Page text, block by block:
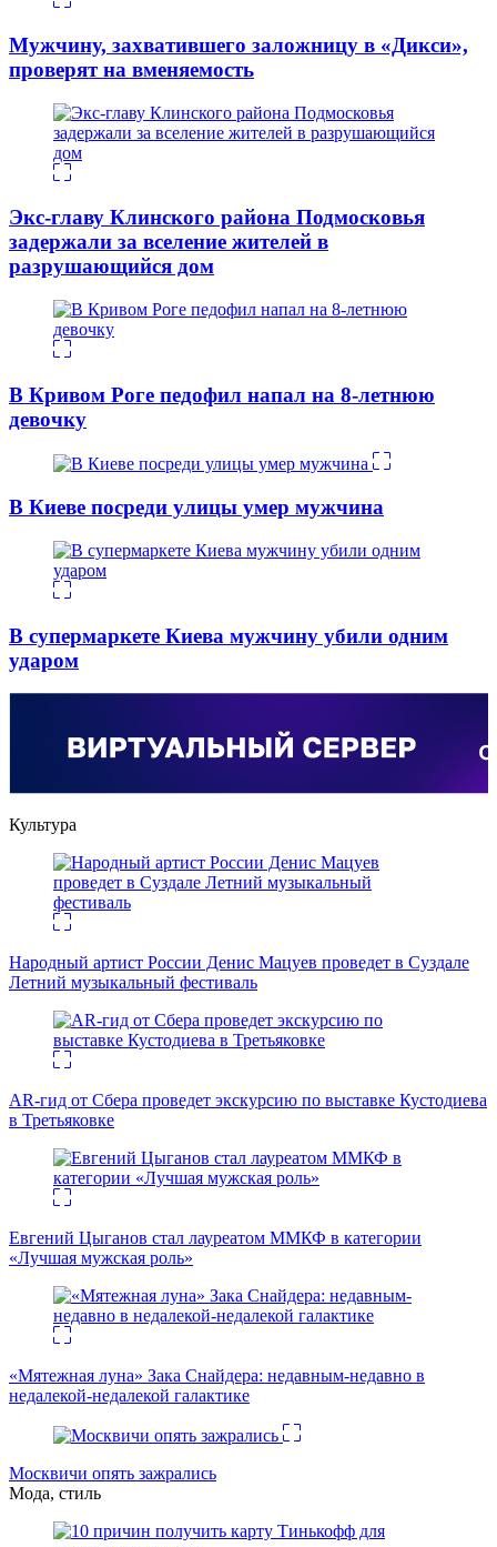
Мужчину, захватившего заложницу в «Дикси»,
проверят на вменяемость
Экс-главу Клинского района Подмосковья
задержали за вселение жителей в
разрушающийся дом
В Кривом Роге педофил напал на 8-летнюю
девочку
В Киеве посреди улицы умер мужчина
В супермаркете Киева мужчину убили одним
ударом
Культура
Народный артист России Денис Мацуев проведет в Суздале
Летний музыкальный фестиваль
AR-гид от Сбера проведет экскурсию по выставке Кустодиева
в Третьяковке
Евгений Цыганов стал лауреатом ММКФ в категории
«Лучшая мужская роль»
«Мятежная луна» Зака Снайдера: недавным-недавно в
недалекой-недалекой галактике
Москвичи опять зажрались
Мода, стиль